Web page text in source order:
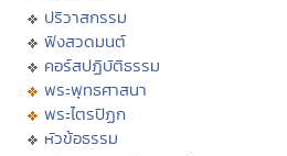
ปริวาสกรรม
ฟังสวดมนต์
คอร์สปฏิบัติธรรม
พระพุทธศาสนา
พระไตรปิฏก
หัวข้อธรรม